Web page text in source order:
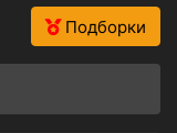
Подборки